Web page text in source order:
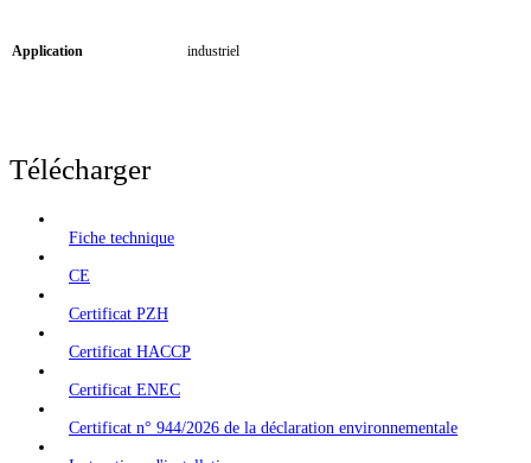
Application industriel
Télécharger
Fiche technique
CE
Certificat PZH
Certificat HACCP
Certificat ENEC
Certificat n° 944/2026 de la déclaration environnementale